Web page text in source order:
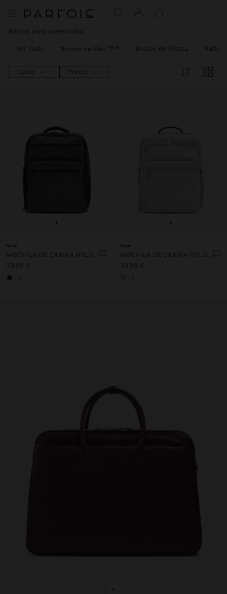
Bolsos para universidad
Ver Todo Bolsos de Piel New Bolsos de Fiesta Rafia
Color Precio
+
New
MOCHILA DE CABINA NYLON EXTENSIBLE CON PORTA-BOTELLA
39,99 €
+
New
MOCHILA DE CABINA NYLON EXTENSIBLE CON PORTA-BOTELLA
39,99 €
+